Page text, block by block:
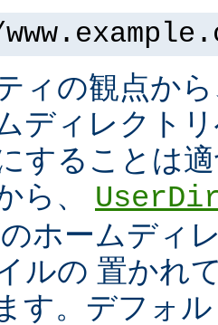
ィの観点か
ディレクト
することは
ら、
ホームディ
ルの 置かれ
す。デフォ